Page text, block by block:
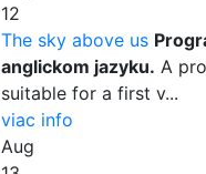
12
The sky above us
anglickom jazyku. A
suitable for a first v...
viac info
Aug